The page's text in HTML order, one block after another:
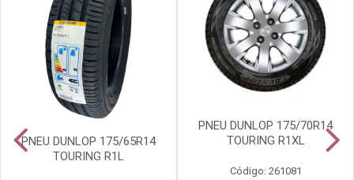
PNEU DUNLOP 175/65R14
TOURING R1L
PNEU DUNLOP 175/70R14
TOURING R1XL
Código: 261081